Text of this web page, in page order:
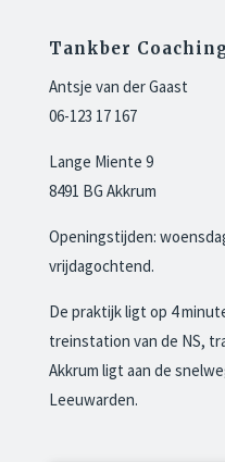
Tankber
Antsje van der Gaast
06-123 17 167
Lange Miente 9
8491 BG Akkrum
Openingstijden:
vrijdagochtend.
De praktijk ligt op 4
treinstation van de NS,
Akkrum ligt aan de
Leeuwarden.